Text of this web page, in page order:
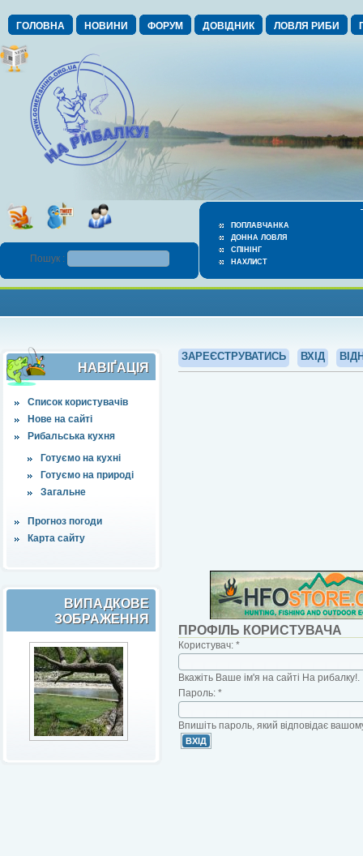
ГОЛОВНА НОВИНИ ФОРУМ ДОВІДНИК ЛОВЛЯ РИБИ
ПОПЛАВЧАНКА
ДОННА ЛОВЛЯ
СПІНІНГ
НАХЛИСТ
Пошук :
НАВІҐАЦІЯ
Список користувачів
Нове на сайті
Рибальська кухня
Готуємо на кухні
Готуємо на природі
Загальне
Прогноз погоди
Карта сайту
ВИПАДКОВЕ
ЗОБРАЖЕННЯ
ЗАРЕЄСТРУВАТИСЬ ВХІД
ПРОФІЛЬ КОРИСТУВАЧА
Користувач: *
Вкажіть Ваше ім'я на сайті На рибалку!.
Пароль: *
Впишіть пароль, який відповідає